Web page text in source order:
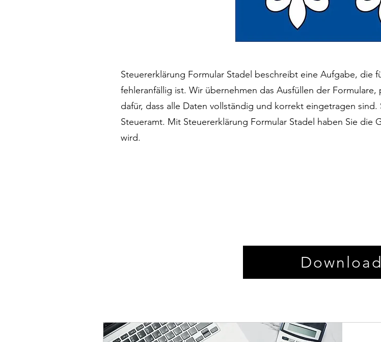
Steuererklärung Formular Stadel beschreibt eine Aufgabe, die
fehleranfällig ist. Wir übernehmen das Ausfüllen der
dafür, dass alle Daten vollständig und korrekt eingetragen
Steueramt. Mit Steuererklärung Formular Stadel haben Sie die
wird.
Download